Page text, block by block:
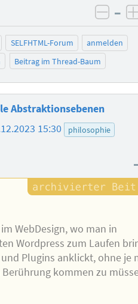
–
SELFHTML-Forum
anmelden
Beitrag im Thread-Baum
Abstraktionsebenen
15:30
philosophie
WebDesign, wo man in
Wordpress zum Laufen
Plugins anklickt, ohne je
kommen zu